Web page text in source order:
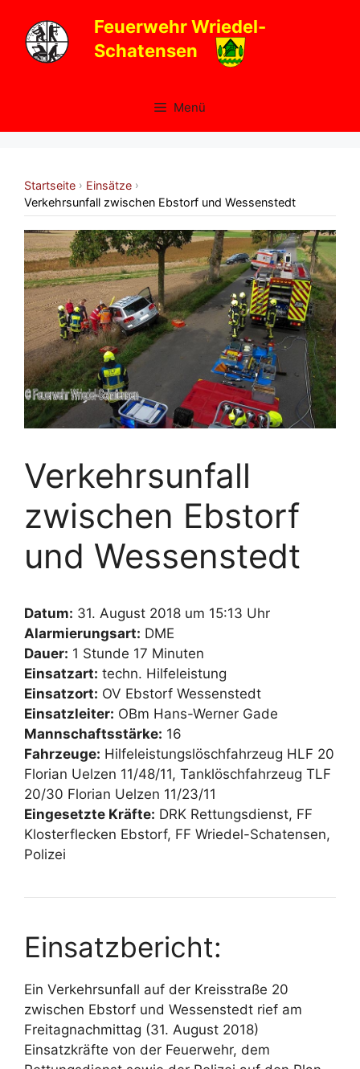
Inhalt
springen
Feuerwehr Wriedel-
Schatensen
Menü
Startseite › Einsätze ›
Verkehrsunfall zwischen Ebstorf und Wessenstedt
Verkehrsunfall
zwischen Ebstorf
und Wessenstedt
Datum: 31. August 2018 um 15:13 Uhr
Alarmierungsart: DME
Dauer: 1 Stunde 17 Minuten
Einsatzart: techn. Hilfeleistung
Einsatzort: OV Ebstorf Wessenstedt
Einsatzleiter: OBm Hans-Werner Gade
Mannschaftsstärke: 16
Fahrzeuge: Hilfeleistungslöschfahrzeug HLF 20
Florian Uelzen 11/48/11, Tanklöschfahrzeug TLF
20/30 Florian Uelzen 11/23/11
Eingesetzte Kräfte: DRK Rettungsdienst, FF
Klosterflecken Ebstorf, FF Wriedel-Schatensen,
Polizei
Einsatzbericht:
Ein Verkehrsunfall auf der Kreisstraße 20
zwischen Ebstorf und Wessenstedt rief am
Freitagnachmittag (31. August 2018)
Einsatzkräfte von der Feuerwehr, dem